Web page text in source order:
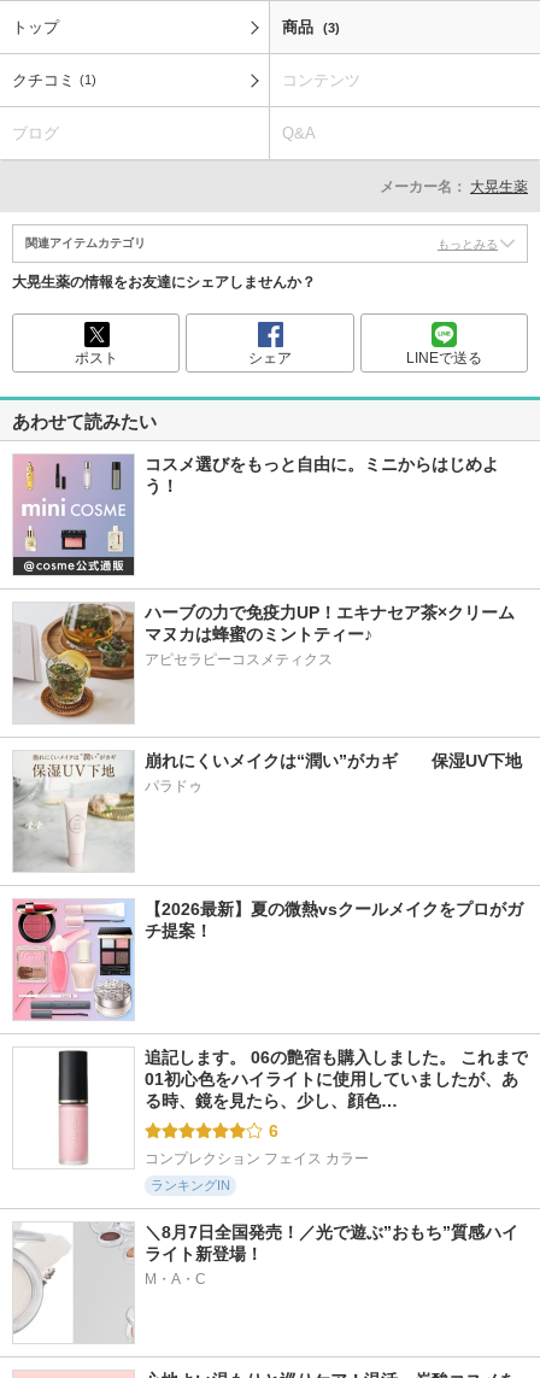
トップ 商品 (3)
クチコミ (1) コンテンツ
ブログ Q&A
メーカー名： 大晃生薬
関連アイテムカテゴリ もっとみる
大晃生薬の情報をお友達にシェアしませんか？
ポスト シェア LINEで送る
あわせて読みたい
コスメ選びをもっと自由に。ミニからはじめよ
う！
ハーブの力で免疫力UP！エキナセア茶×クリーム
マヌカは蜂蜜のミントティー♪
アピセラピーコスメティクス
崩れにくいメイクは“潤い”がカギ　　保湿UV下地
パラドゥ
【2026最新】夏の微熱vsクールメイクをプロがガ
チ提案！
追記します。 06の艶宿も購入しました。 これまで
01初心色をハイライトに使用していましたが、あ
る時、鏡を見たら、少し、顔色…
6
コンプレクション フェイス カラー
ランキングIN
＼8月7日全国発売！／光で遊ぶ”おもち”質感ハイ
ライト新登場！
M・A・C